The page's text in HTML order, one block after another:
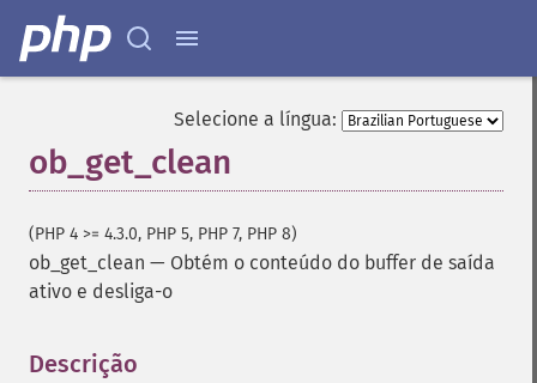
Selecione a língua:
ob_get_clean
(PHP 4 >= 4.3.0, PHP 5, PHP 7, PHP 8)
ob_get_clean — Obtém o conteúdo do buffer de saída
ativo e desliga-o
Descrição